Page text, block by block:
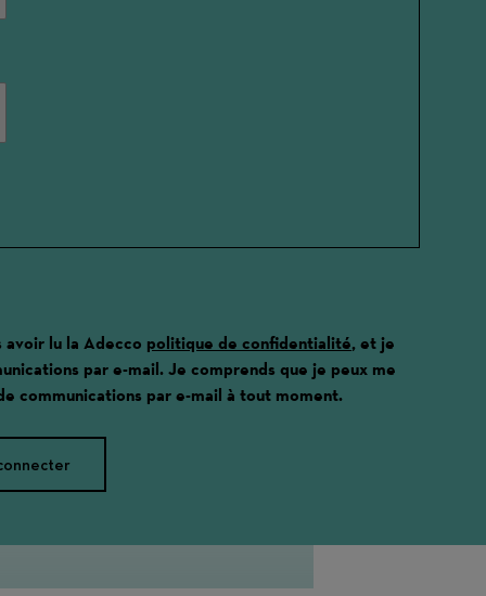
avoir lu la Adecco politique de confidentialité, et je
par e-mail. Je comprends que je peux me
communications par e-mail à tout moment.